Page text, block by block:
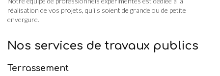
réalisation de vos projets, qu'ils soient de grande ou de petite
envergure.
Nos services de travaux publics
Terrassement